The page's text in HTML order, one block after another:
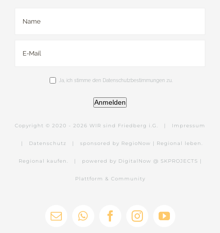
Ja, ich stimme den Datenschutzbestimmungen zu.
Anmelden
Copyright © 2020 - 2026 WIR sind Friedberg i.G. | Impressum
| Datenschutz | sponsored by RegioNow | Regional leben.
Regional kaufen. | powered by DigitalNow @ SKPROJECTS |
Plattform & Community
E-
WhatsAppFacebookInstagramYouTube